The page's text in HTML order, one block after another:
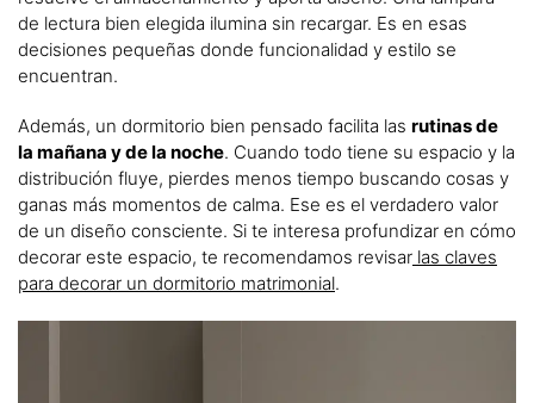
de lectura bien elegida ilumina sin recargar. Es en esas
decisiones pequeñas donde funcionalidad y estilo se
encuentran.
Además, un dormitorio bien pensado facilita las rutinas de
la mañana y de la noche. Cuando todo tiene su espacio y la
distribución fluye, pierdes menos tiempo buscando cosas y
ganas más momentos de calma. Ese es el verdadero valor
de un diseño consciente. Si te interesa profundizar en cómo
decorar este espacio, te recomendamos revisar las claves
para decorar un dormitorio matrimonial.